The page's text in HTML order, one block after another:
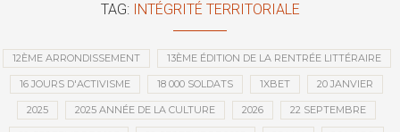
TAG: INTÉGRITÉ TERRITORIALE
12ÈME ARRONDISSEMENT 13ÈME ÉDITION DE LA RENTRÉE LITTÉRAIRE
16 JOURS D'ACTIVISME 18 000 SOLDATS 1XBET 20 JANVIER
2025 2025 ANNÉE DE LA CULTURE 2026 22 SEPTEMBRE